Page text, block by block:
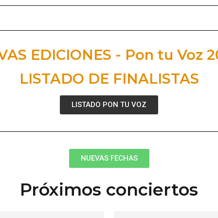
EDICIONES - Pon tu Voz
LISTADO DE FINALISTAS
LISTADO PON TU VOZ
NUEVAS FECHAS
Próximos conciertos